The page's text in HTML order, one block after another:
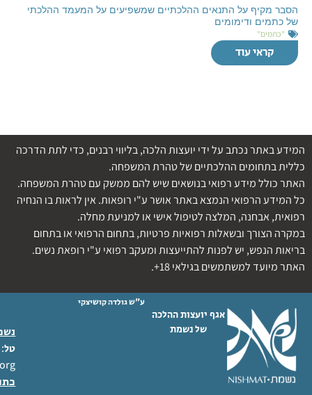
הסבר מקיף על התנאים ההלכתיים שמשפיעים על המעמד ההלכתי
של כתמים ודימומים
"כתמים"
קראי עוד
המידע באתר נכתב על ידי יועצות הלכה, בליווי רבנים, כדי לתת הדרכה
כללית בתחומים ההלכתיים של טהרת המשפחה.
האתר כולל מידע רפואי בנושאים שיש להם ממשק עם טהרת המשפחה.
כל המידע הרפואי הנמצא באתר אושר ע"י רופאות. אין לראות בו הנחיה
רפואית, אבחנה, המלצה לטיפול אישי או למניעת מחלה.
במקרה הצורך ובשאלות רפואיות פרטיות, בתחום הרפואי או בתחום
בריאות הנפש, יש לפנות להתייעצות ומעקב רפואי ע"י רופאת נשים.
האתר מיועד למשתמשים בגילאי 18+.
אגף יועצות ההלכה
של נשמת
ע"ש גולדה קושיצקי
טל: 02-6404333